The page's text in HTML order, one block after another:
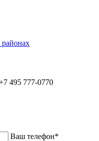
495 777-0770
Ваш телефон*